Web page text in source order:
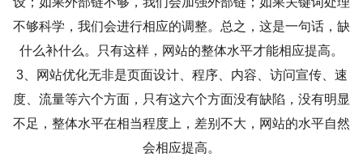
不够科学，我们会进行相应的调整。总之，这是一句话，缺
什么补什么。只有这样，网站的整体水平才能相应提高。
3、网站优化无非是页面设计、程序、内容、访问宣传、速
度、流量等六个方面，只有这六个方面没有缺陷，没有明显
不足，整体水平在相当程度上，差别不大，网站的水平自然
会相应提高。